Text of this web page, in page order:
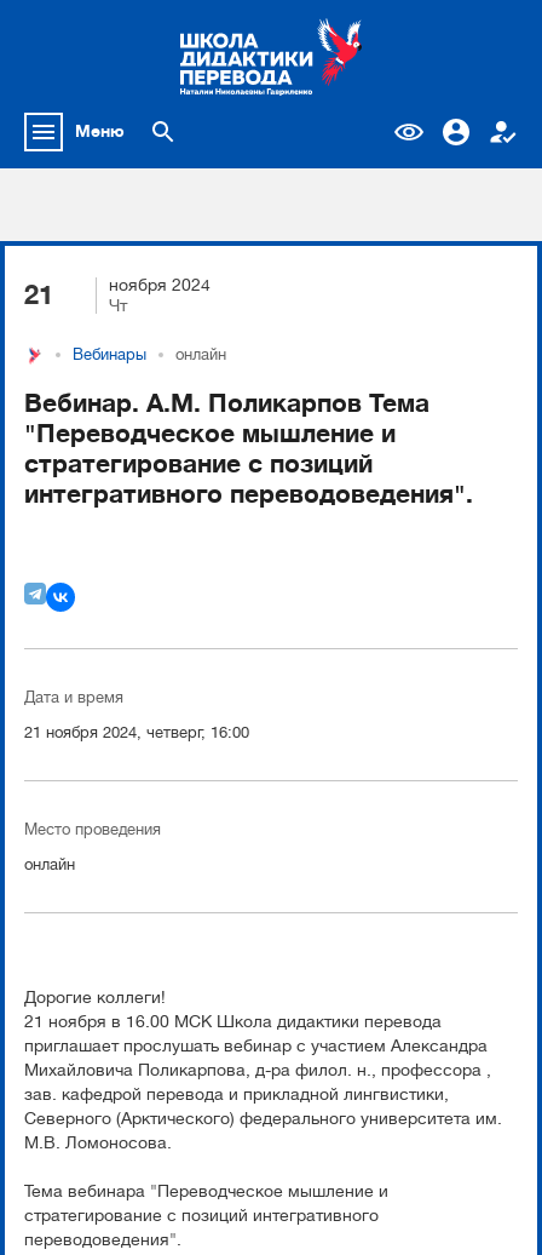
Меню
21
ноября 2024
Чт
Вебинары онлайн
Вебинар. А.М. Поликарпов Тема
"Переводческое мышление и
стратегирование с позиций
интегративного переводоведения".
Дата и время
21 ноября 2024, четверг, 16:00
Место проведения
онлайн
Дорогие коллеги!
21 ноября в 16.00 МСК Школа дидактики перевода
приглашает прослушать вебинар с участием Александра
Михайловича Поликарпова, д-ра филол. н., профессора ,
зав. кафедрой перевода и прикладной лингвистики,
Северного (Арктического) федерального университета им.
М.В. Ломоносова.
Тема вебинара "Переводческое мышление и
стратегирование с позиций интегративного
переводоведения".